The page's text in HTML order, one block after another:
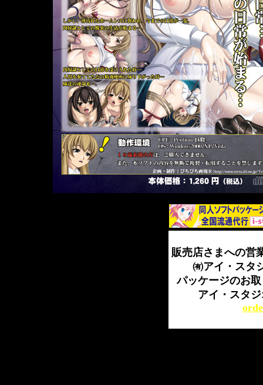
販売店さまへの営
㈲アイ・スタ
パッケージのお
アイ・スタ